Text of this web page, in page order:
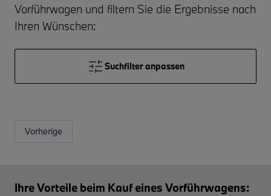
Vorführwagen und filtern Sie die Ergebnisse nach
Ihren Wünschen:
Suchfilter anpassen
Vorherige
Ihre Vorteile beim Kauf eines Vorführwagens: